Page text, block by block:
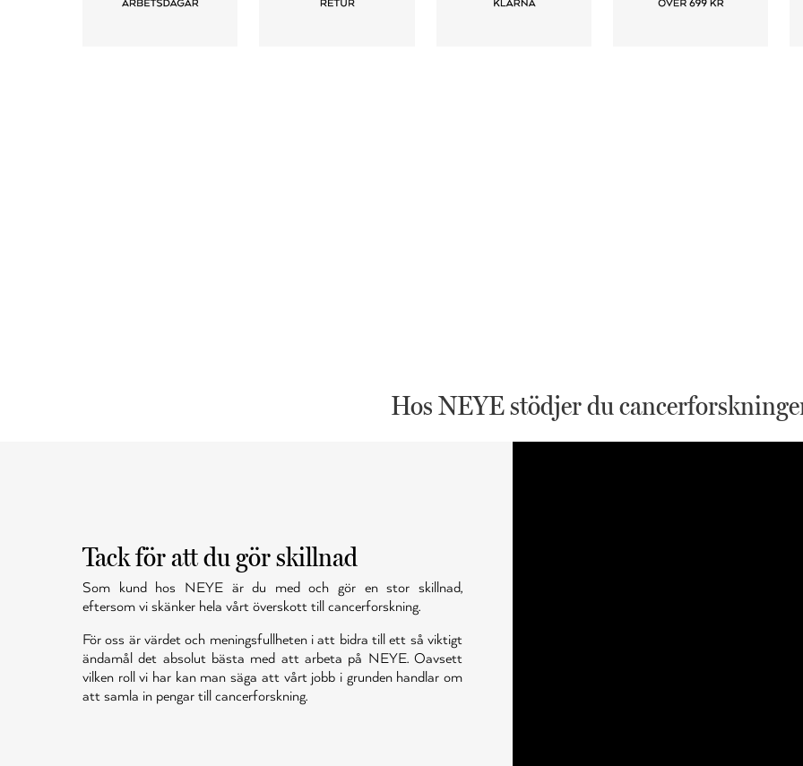
Hos NEYE stödjer du
Tack för att du gör skillnad
Som kund hos NEYE är du med och gör en stor skillnad,
eftersom vi skänker hela vårt överskott till cancerforskning.
För oss är värdet och meningsfullheten i att bidra till ett så viktigt
ändamål det absolut bästa med att arbeta på NEYE. Oavsett
vilken roll vi har kan man säga att vårt jobb i grunden handlar om
att samla in pengar till cancerforskning.